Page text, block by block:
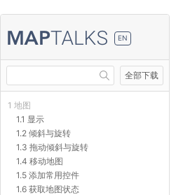
EN
全部下载
1 地图
1.1 显示
1.2 倾斜与旋转
1.3 拖动倾斜与旋转
1.4 移动地图
1.5 添加常用控件
1.6 获取地图状态